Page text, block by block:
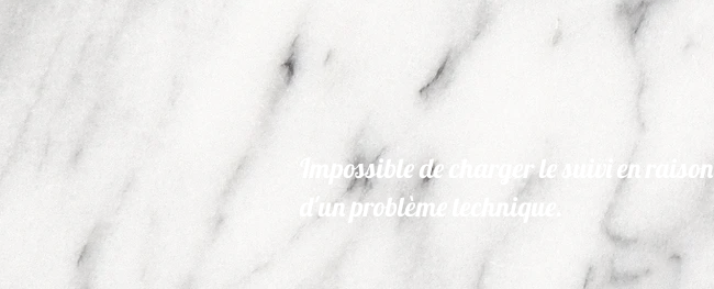
Impossible de charger le suivi en raison
d'un problème technique.